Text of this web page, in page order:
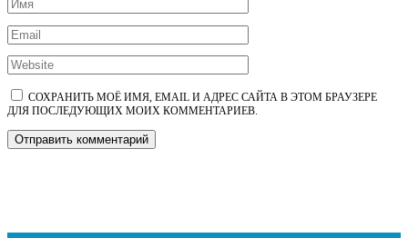
СОХРАНИТЬ МОЁ ИМЯ, EMAIL И АДРЕС САЙТА В ЭТОМ БРАУЗЕРЕ
ДЛЯ ПОСЛЕДУЮЩИХ МОИХ КОММЕНТАРИЕВ.